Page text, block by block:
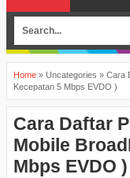
Home » Uncategories » Cara
Kecepatan 5 Mbps EVDO )
Cara Daftar
Mobile
Mbps EVDO )